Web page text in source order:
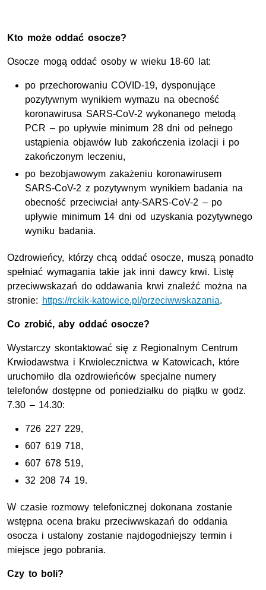
Kto może oddać osocze?
Osocze mogą oddać osoby w wieku 18-60 lat:
po przechorowaniu COVID-19, dysponujące
pozytywnym wynikiem wymazu na obecność
koronawirusa SARS-CoV-2 wykonanego metodą
PCR – po upływie minimum 28 dni od pełnego
ustąpienia objawów lub zakończenia izolacji i po
zakończonym leczeniu,
po bezobjawowym zakażeniu koronawirusem
SARS-CoV-2 z pozytywnym wynikiem badania na
obecność przeciwciał anty-SARS-CoV-2 – po
upływie minimum 14 dni od uzyskania pozytywnego
wyniku badania.
Ozdrowieńcy, którzy chcą oddać osocze, muszą ponadto
spełniać wymagania takie jak inni dawcy krwi. Listę
przeciwwskazań do oddawania krwi znaleźć można na
stronie: https://rckik-katowice.pl/przeciwwskazania.
Co zrobić, aby oddać osocze?
Wystarczy skontaktować się z Regionalnym Centrum
Krwiodawstwa i Krwiolecznictwa w Katowicach, które
uruchomiło dla ozdrowieńców specjalne numery
telefonów dostępne od poniedziałku do piątku w godz.
7.30 – 14.30:
726 227 229,
607 619 718,
607 678 519,
32 208 74 19.
W czasie rozmowy telefonicznej dokonana zostanie
wstępna ocena braku przeciwwskazań do oddania
osocza i ustalony zostanie najdogodniejszy termin i
miejsce jego pobrania.
Czy to boli?